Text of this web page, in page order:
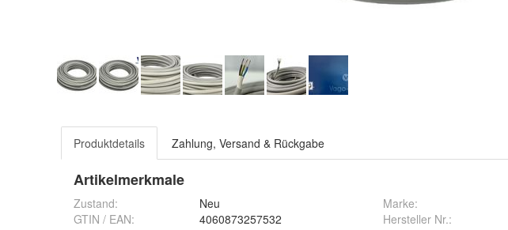
Produktdetails Zahlung, Versand & Rückgabe
Artikelmerkmale
Zustand:
Neu
GTIN / EAN:
4060873257532
Marke:
Hersteller Nr.: